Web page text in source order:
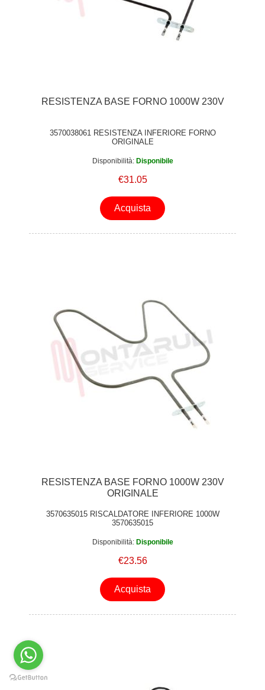
RESISTENZA BASE FORNO 1000W 230V
3570038061 RESISTENZA INFERIORE FORNO
ORIGINALE
Disponibilità: Disponibile
€31.05
Acquista
RESISTENZA BASE FORNO 1000W 230V
ORIGINALE
3570635015 RISCALDATORE INFERIORE 1000W
3570635015
Disponibilità: Disponibile
€23.56
Acquista